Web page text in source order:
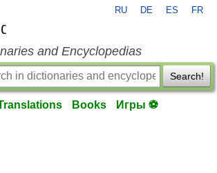
RU DE ES FR
and Encyclopedias
Search!
Books Игры ⚽